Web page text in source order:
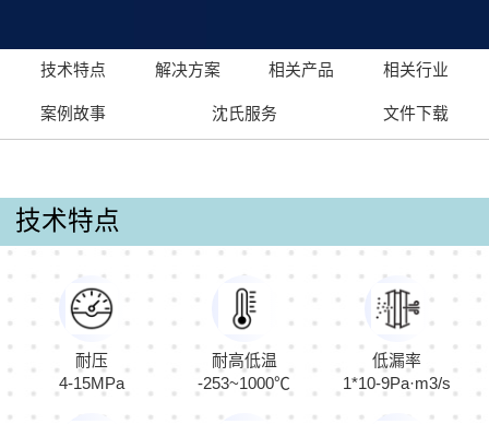
技术特点 解决方案 相关产品 相关行业
案例故事 沈氏服务 文件下载
技术特点
耐压
4-15MPa
耐高低温
-253~1000℃
低漏率
1*10-9Pa·m3/s